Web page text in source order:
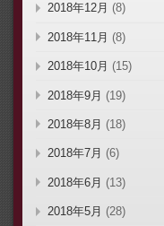
2018年12月 (8)
2018年11月 (8)
2018年10月 (15)
2018年9月 (19)
2018年8月 (18)
2018年7月 (6)
2018年6月 (13)
2018年5月 (28)